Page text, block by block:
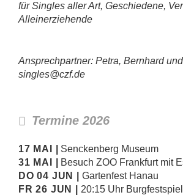
für Singles aller Art, Geschiedene,
Alleinerziehende
Ansprechpartner: Petra, Bernhard
singles@czf.de
Termine 2026
17 MAI |
Senckenberg Museum
31 MAI |
Besuch ZOO Frankfurt mit
DO 04 JUN |
Gartenfest Hanau
FR 26 JUN |
20:15 Uhr